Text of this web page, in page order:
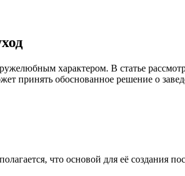
характером. В статье
принять обоснованное решение о
что основой для её